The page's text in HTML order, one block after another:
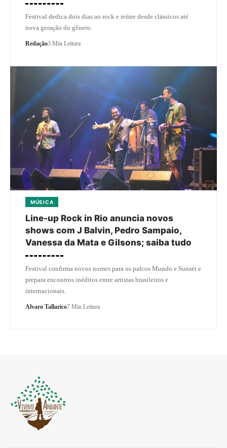
Festival dedica dois dias ao rock e reúne desde clássicos até
nova geração do gênero.
Redação3 Min Leitura
MÚSICA
Line-up Rock in Rio anuncia novos
shows com J Balvin, Pedro Sampaio,
Vanessa da Mata e Gilsons; saiba tudo
Festival confirma novos nomes para os palcos Mundo e Sunset e
prepara encontros inéditos entre artistas brasileiros e
internacionais.
Alvaro Tallarico7 Min Leitura